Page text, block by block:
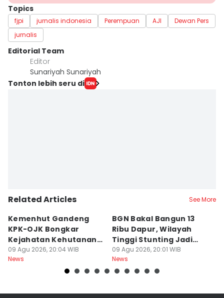
Topics
fjpi jurnalis indonesia Perempuan AJI
Dewan Pers
jurnalis
Editorial Team
Editor
Sunariyah Sunariyah
Tonton lebih seru di
Related Articles See More
Kemenhut Gandeng
KPK-OJK Bongkar
Kejahatan Kehutanan
dan Satwa Liar
09 Agu 2026, 20:04 WIB
News
BGN Bakal Bangun 13
Ribu Dapur, Wilayah
Tinggi Stunting Jadi
Prioritas
09 Agu 2026, 20:01 WIB
News